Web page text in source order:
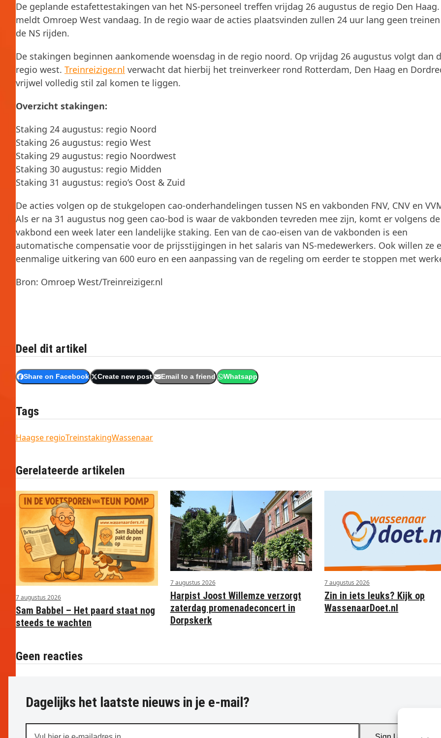
De geplande estafettestakingen van het NS-personeel treffen vrijdag 26 augustus de regio Den
meldt Omroep West vandaag. In de regio waar de acties plaatsvinden zullen 24 uur lang geen
de NS rijden.
De stakingen beginnen aankomende woensdag in de regio noord. Op vrijdag 26 augustus volgt dan
regio west. Treinreiziger.nl verwacht dat hierbij het treinverkeer rond Rotterdam, Den Haag en
vrijwel volledig stil zal komen te liggen.
Overzicht stakingen:
Staking 24 augustus: regio Noord
Staking 26 augustus: regio West
Staking 29 augustus: regio Noordwest
Staking 30 augustus: regio Midden
Staking 31 augustus: regio’s Oost & Zuid
De acties volgen op de stukgelopen cao-onderhandelingen tussen NS en vakbonden FNV, CNV en
Als er na 31 augustus nog geen cao-bod is waar de vakbonden tevreden mee zijn, komt er volgens de
vakbond een week later een landelijke staking. Een van de cao-eisen van de vakbonden is een
automatische compensatie voor de prijsstijgingen in het salaris van NS-medewerkers. Ook willen ze
eenmalige uitkering van 600 euro en een aanpassing van de regeling om eerder te stoppen met
Bron: Omroep West/Treinreiziger.nl
Deel dit artikel
Share on Facebook Create new post Email to a friend Whatsapp
Tags
Haagse regioTreinstakingWassenaar
Gerelateerde artikelen
7 augustus 2026
Sam Babbel – Het paard staat nog
steeds te wachten
7 augustus 2026
Harpist Joost Willemze verzorgt
zaterdag promenadeconcert in
Dorpskerk
7 augustus 2026
Zin in iets leuks? Kijk op
WassenaarDoet.nl
Geen reacties
Dagelijks het laatste nieuws in je e-mail?